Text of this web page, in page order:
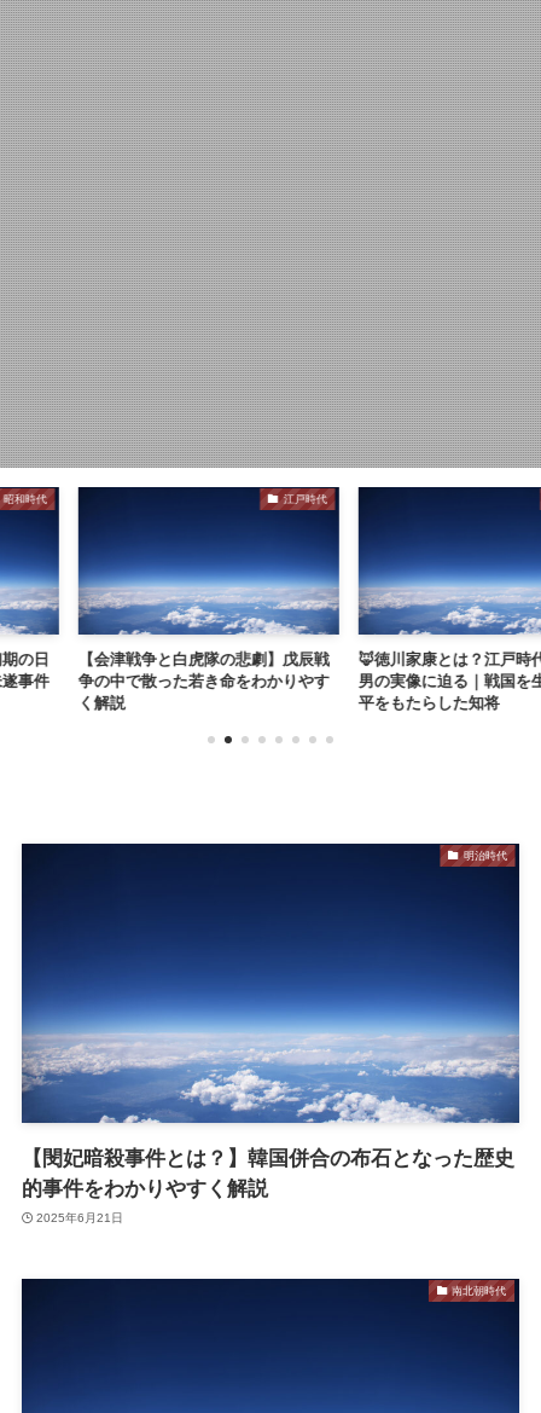
の悲劇】戊辰戦
命をわかりやす
🦊徳川家康とは？江戸時代を築いた
男の実像に迫る｜戦国を生き抜き泰
⚔姉川の戦い
井・朝倉の決
説！
明治時代
【閔妃暗殺事件とは？】韓国併合の布石となった歴史
的事件をわかりやすく解説
2025年6月21日
南北朝時代